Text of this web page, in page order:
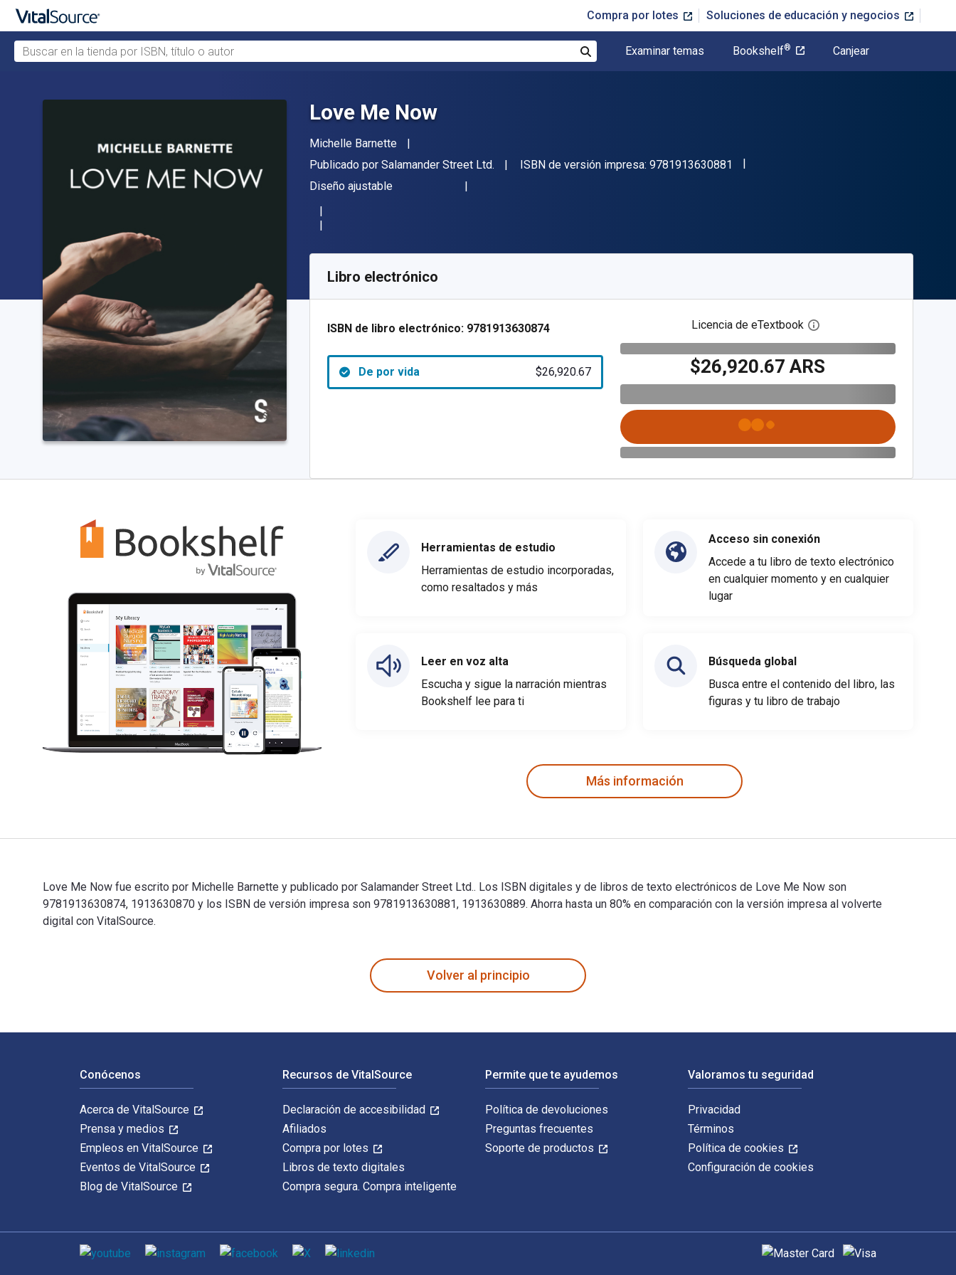
Compra por lotes Soluciones de educación y negocios
Buscar en la tienda por ISBN, título o autor
Examinar temas Bookshelf® Canjear
Love Me Now
Autor(es)
Michelle Barnette
Editor
Publicado por Salamander Street Ltd. ISBN de versión impresa: 9781913630881 "ISBN-13 9781913630881"
Formato
Diseño ajustable
SKU:
Libro electrónico
ISBN de libro electrónico: 9781913630874
De por vida $26,920.67
Licencia de eTextbook Abre el cuadro de diálogo
$26,920.67 ARS
Herramientas de estudio
Herramientas de estudio incorporadas,
como resaltados y más
Leer en voz alta
Escucha y sigue la narración mientras
Bookshelf lee para ti
Acceso sin conexión
Accede a tu libro de texto electrónico
en cualquier momento y en cualquier
lugar
Búsqueda global
Busca entre el contenido del libro, las
figuras y tu libro de trabajo
Más información
Love Me Now fue escrito por Michelle Barnette y publicado por Salamander Street Ltd.. Los ISBN digitales y de libros de texto electrónicos de Love Me Now son
9781913630874, 1913630870 y los ISBN de versión impresa son 9781913630881, 1913630889. Ahorra hasta un 80% en comparación con la versión impresa al volverte
digital con VitalSource.
Volver al principio
Conócenos
Acerca de VitalSource
Prensa y medios
Empleos en VitalSource
Eventos de VitalSource
Blog de VitalSource
Recursos de VitalSource
Declaración de accesibilidad
Afiliados
Compra por lotes
Libros de texto digitales
Compra segura. Compra inteligente
Permite que te ayudemos
Política de devoluciones
Preguntas frecuentes
Soporte de productos
Valoramos tu seguridad
Privacidad
Términos
Política de cookies
Configuración de cookies
Medios de comunicación social Métodos de pago admitidos